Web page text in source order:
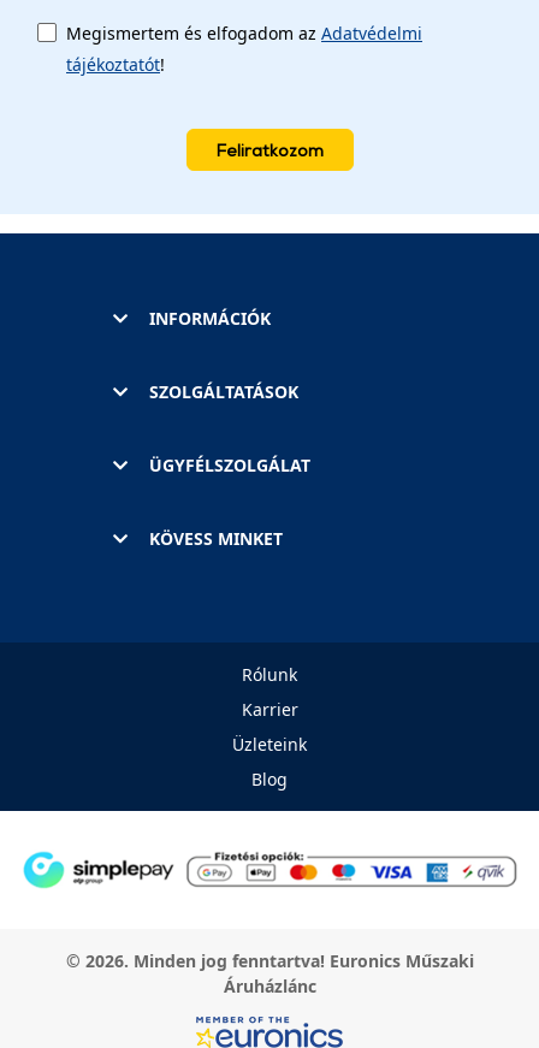
Megismertem és elfogadom az Adatvédelmi
tájékoztatót!
Feliratkozom
INFORMÁCIÓK
SZOLGÁLTATÁSOK
ÜGYFÉLSZOLGÁLAT
KÖVESS MINKET
Rólunk
Karrier
Üzleteink
Blog
© 2026. Minden jog fenntartva! Euronics Műszaki
Áruházlánc